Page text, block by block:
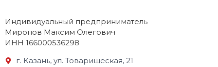
Индивидуальный предприниматель
Миронов Максим Олегович
ИНН 166000536298
г. Казань, ул. Товарищеская, 21